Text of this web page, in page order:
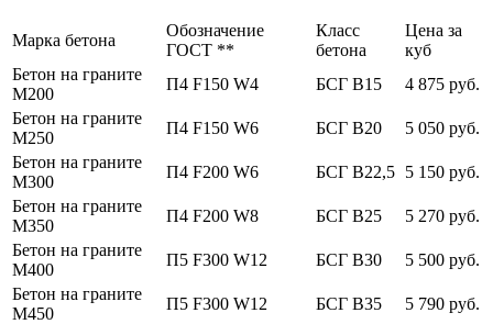
Марка бетона
Обозначение
ГОСТ **
Класс
бетона
Цена за
куб
Бетон на граните
М200
П4 F150 W4 БСГ В15
4 875 руб.
Бетон на граните
М250
П4 F150 W6 БСГ В20
5 050 руб.
Бетон на граните
М300
П4 F200 W6 БСГ В22,5 5 150 руб.
Бетон на граните
М350
П4 F200 W8 БСГ В25
5 270 руб.
Бетон на граните
М400
П5 F300 W12 БСГ В30
5 500 руб.
Бетон на граните
М450
П5 F300 W12 БСГ В35
5 790 руб.